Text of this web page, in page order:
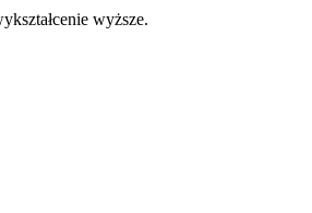
wyższe.